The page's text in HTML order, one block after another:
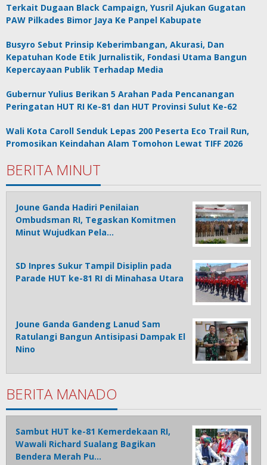
Terkait Dugaan Black Campaign, Yusril Ajukan Gugatan
PAW Pilkades Bimor Jaya Ke Panpel Kabupate
Busyro Sebut Prinsip Keberimbangan, Akurasi, Dan
Kepatuhan Kode Etik Jurnalistik, Fondasi Utama Bangun
Kepercayaan Publik Terhadap Media
Gubernur Yulius Berikan 5 Arahan Pada Pencanangan
Peringatan HUT RI Ke-81 dan HUT Provinsi Sulut Ke-62
Wali Kota Caroll Senduk Lepas 200 Peserta Eco Trail Run,
Promosikan Keindahan Alam Tomohon Lewat TIFF 2026
BERITA MINUT
Joune Ganda Hadiri Penilaian
Ombudsman RI, Tegaskan Komitmen
Minut Wujudkan Pela…
SD Inpres Sukur Tampil Disiplin pada
Parade HUT ke-81 RI di Minahasa Utara
Joune Ganda Gandeng Lanud Sam
Ratulangi Bangun Antisipasi Dampak El
Nino
BERITA MANADO
Sambut HUT ke-81 Kemerdekaan RI,
Wawali Richard Sualang Bagikan
Bendera Merah Pu…